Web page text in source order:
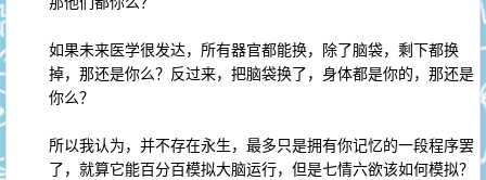
如果未来医学很发达，所有器官都能换，除了脑袋，剩下都换
掉，那还是你么？反过来，把脑袋换了，身体都是你的，那还是
你么？
所以我认为，并不存在永生，最多只是拥有你记忆的一段程序罢
了，就算它能百分百模拟大脑运行，但是七情六欲该如何模拟？